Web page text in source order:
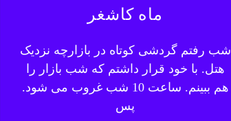
ماه کاشغر
شب رفتم گردشی کوتاه در بازارچه نزدیک
هتل. با خود قرار داشتم که شب بازار را
هم ببینم. ساعت 10 شب غروب می شود.
پس